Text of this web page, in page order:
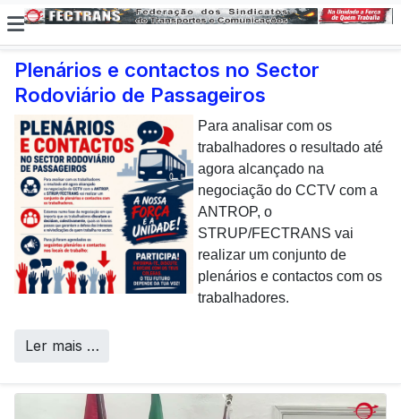
Plenários e contactos no Sector
Rodoviário de Passageiros
Para analisar com os
trabalhadores o resultado até
agora alcançado na
negociação do CCTV com a
ANTROP, o
STRUP/FECTRANS vai
realizar um conjunto de
plenários e contactos com os
trabalhadores.
Ler mais …
E não posso […] deixar de
dar uma nota de
agradecimento aos
colaboradores da CP que,
todos os dias, enfrentam com
sucesso os desafios
operacionais de manutenção
inerentes a uma frota tão
envelhecida.
Call Centers